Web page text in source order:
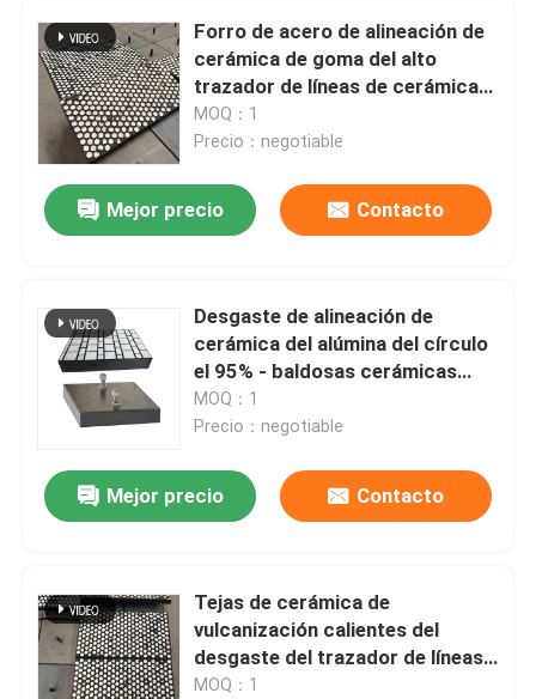
Forro de acero de alineación de
cerámica de goma del alto
trazador de líneas de cerámica
del alúmina del 95%
MOQ：1
Precio：negotiable
Mejor precio Contacto
Desgaste de alineación de
cerámica del alúmina del círculo
el 95% - baldosas cerámicas
resistentes de ZTA
MOQ：1
Precio：negotiable
Mejor precio Contacto
Tejas de cerámica de
vulcanización calientes del
desgaste del trazador de líneas
de cerámica del alúmina del 99%
MOQ：1